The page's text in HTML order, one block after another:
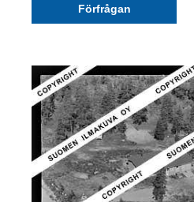
Förfrågan